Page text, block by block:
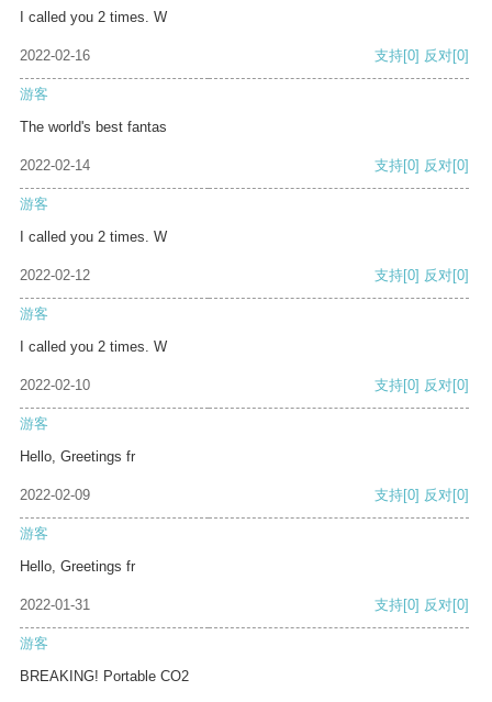
I called you 2 times. W
2022-02-16 支持[0] 反对[0]
游客
The world's best fantas
2022-02-14 支持[0] 反对[0]
游客
I called you 2 times. W
2022-02-12 支持[0] 反对[0]
游客
I called you 2 times. W
2022-02-10 支持[0] 反对[0]
游客
Hello, Greetings fr
2022-02-09 支持[0] 反对[0]
游客
Hello, Greetings fr
2022-01-31 支持[0] 反对[0]
游客
BREAKING! Portable CO2